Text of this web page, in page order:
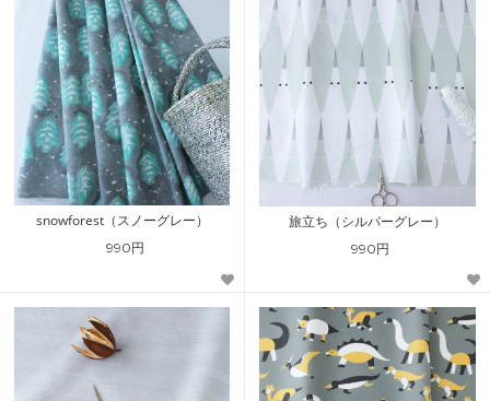
snowforest（スノーグレー）
990円
旅立ち（シルバーグレー）
990円